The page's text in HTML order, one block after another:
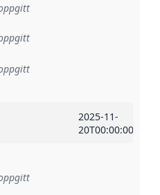
2025-11-
20T00:00:00Z
til ei implementeringsregel eller